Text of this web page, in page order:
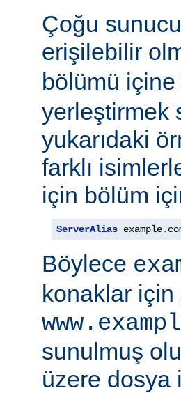
Çoğu
erişilebilir
bölümü içine
yerleştirmek
yukarıdaki
farklı
için bölüm
ServerAlias example.
Böylece
konaklar
sunulmuş
üzere dosya